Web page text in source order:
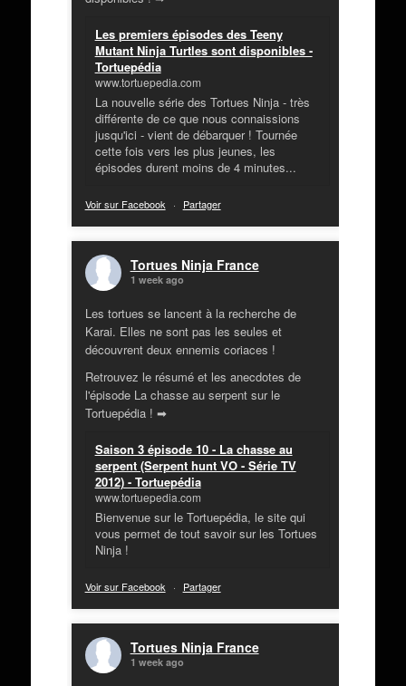
Les premiers épisodes des Teeny
Mutant Ninja Turtles sont disponibles -
Tortuepédia
www.tortuepedia.com
La nouvelle série des Tortues Ninja - très
différente de ce que nous connaissions
jusqu'ici - vient de débarquer ! Tournée
cette fois vers les plus jeunes, les
épisodes durent moins de 4 minutes...
Voir sur Facebook · Partager
Tortues Ninja France
1 week ago
Les tortues se lancent à la recherche de
Karai. Elles ne sont pas les seules et
découvrent deux ennemis coriaces !
Retrouvez le résumé et les anecdotes de
l'épisode La chasse au serpent sur le
Tortuepédia ! ➡
Saison 3 épisode 10 - La chasse au
serpent (Serpent hunt VO - Série TV
2012) - Tortuepédia
www.tortuepedia.com
Bienvenue sur le Tortuepédia, le site qui
vous permet de tout savoir sur les Tortues
Ninja !
Voir sur Facebook · Partager
Tortues Ninja France
1 week ago